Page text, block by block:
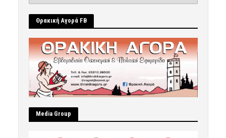
Θρακική Αγορά FB
Μedia Group